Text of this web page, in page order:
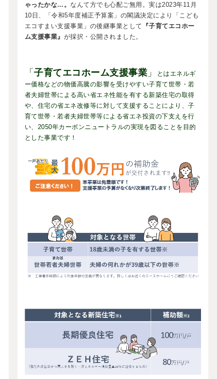
ゃったかな…。 なんて方でも心配ご無用。実は2023年11月
10日、「令和5年度補正予算案」の閣議決定により「こども
エコすまい支援事業」の後継事業として
『子育てエコホー
ム支援事業』 が採択・公開されました。
「子育てエコホーム支援事業 」
とはエネルギ
ー価格などの物価高騰の影響を受けやすい子育て世帯・若
者夫婦世帯による高い省エネ性能を有する新築住宅の取得
や、住宅の省エネ改修等に対して支援することにより、子
育て世帯・若者夫婦世帯等による省エネ投資の下支えを行
い、2050年カーボンニュートラルの実現を図ることを目的
とした事業です！